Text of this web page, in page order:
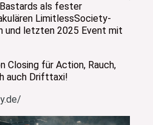
als fester
LimitlessSociety-
und letzten 2025 Event mit
Closing für Action, Rauch,
auch Drifttaxi!